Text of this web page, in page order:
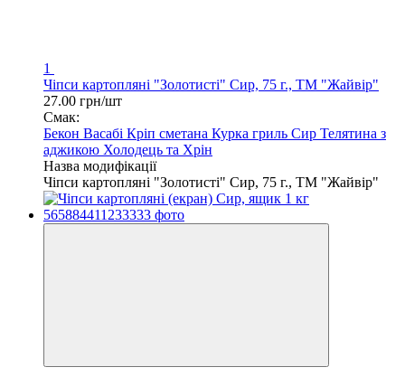
1
Чіпси картопляні "Золотисті" Сир, 75 г., ТМ "Жайвір"
27.00 грн/шт
Смак:
Бекон Васабі Кріп сметана Курка гриль Сир Телятина з
аджикою Холодець та Хрін
Назва модифікації
Чіпси картопляні "Золотисті" Сир, 75 г., ТМ "Жайвір"